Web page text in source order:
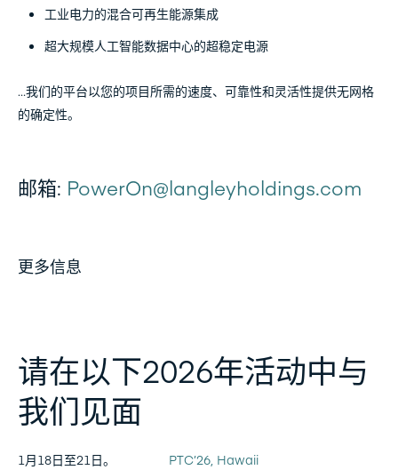
工业电力的混合可再生能源集成
超大规模人工智能数据中心的超稳定电源
…我们的平台以您的项目所需的速度、可靠性和灵活性提供无网格
的确定性。
邮箱: PowerOn@langleyholdings.com
更多信息
请在以下2026年活动中与
我们见面
1月18日至21日。 PTC’26, Hawaii